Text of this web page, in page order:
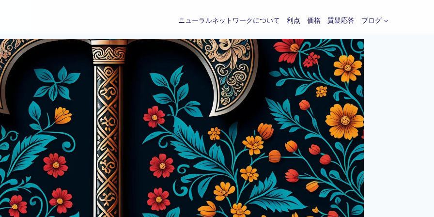
ニューラルネットワークについて 利点 価格 質疑応答 ブログ